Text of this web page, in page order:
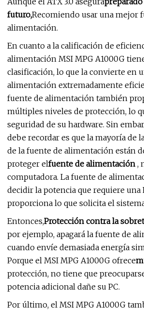
futuro,Recomiendo usar una mejor
alimentación.
En cuanto a la calificación de
alimentación MSI MPG A1000G
clasificación, lo que la convierte en
alimentación extremadamente
fuente de alimentación también
múltiples niveles de protección, lo
seguridad de su hardware. Sin
debe recordar es que la mayoría de
de la fuente de alimentación están
proteger elfuente de alimentación ,
computadora. La fuente de
decidir la potencia que requiere una
proporciona lo que solicita el
Entonces,Protección contra la
por ejemplo, apagará la fuente de
cuando envíe demasiada energía
Porque el MSI MPG A1000G ofrece
protección, no tiene que
potencia adicional dañe su PC.
Por último, el MSI MPG A1000G